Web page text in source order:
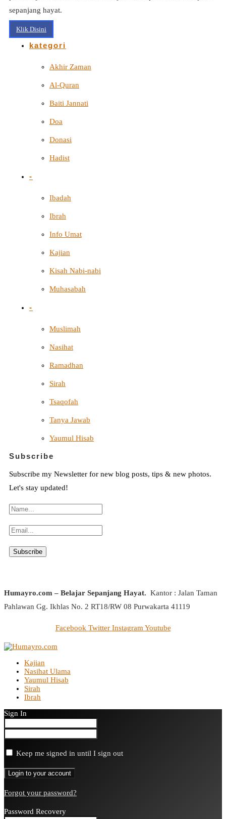
sepanjang hayat.
Klik Disini
kategori
Akhir Zaman
Al-Quran
Baiti Jannati
Doa
Donasi
Hadist
-
Ibadah
Ibrah
Info Umat
Kajian
Kisah Nabi-nabi
Muhasabah
-
Muslimah
Nasihat
Ramadhan
Sirah
Tsaqofah
Tanya Jawab
Yaumul Hisab
Subscribe
Subscribe my Newsletter for new blog posts, tips & new photos.
Let's stay updated!
Humayro.com – Belajar Sepanjang Hayat. Kantor : Jalan Taman
Pahlawan Gg. Ikhlas No. 2 RT18/RW 08 Purwakarta 41119
Facebook Twitter Instagram Youtube
Kajian
Nasihat Ulama
Yaumul Hisab
Sirah
Ibrah
Sign In
Keep me signed in until I sign out
Forgot your password?
Password Recovery